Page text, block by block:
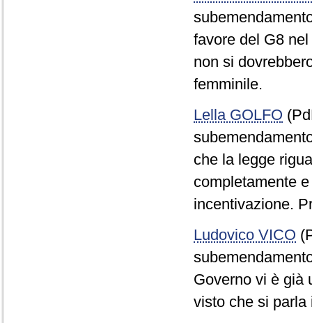
favore del G8
non si
femminile.
Lella GOLFO
che la legge
completamente
incentivazione.
Ludovico VICO
Governo vi è già
visto che si parla